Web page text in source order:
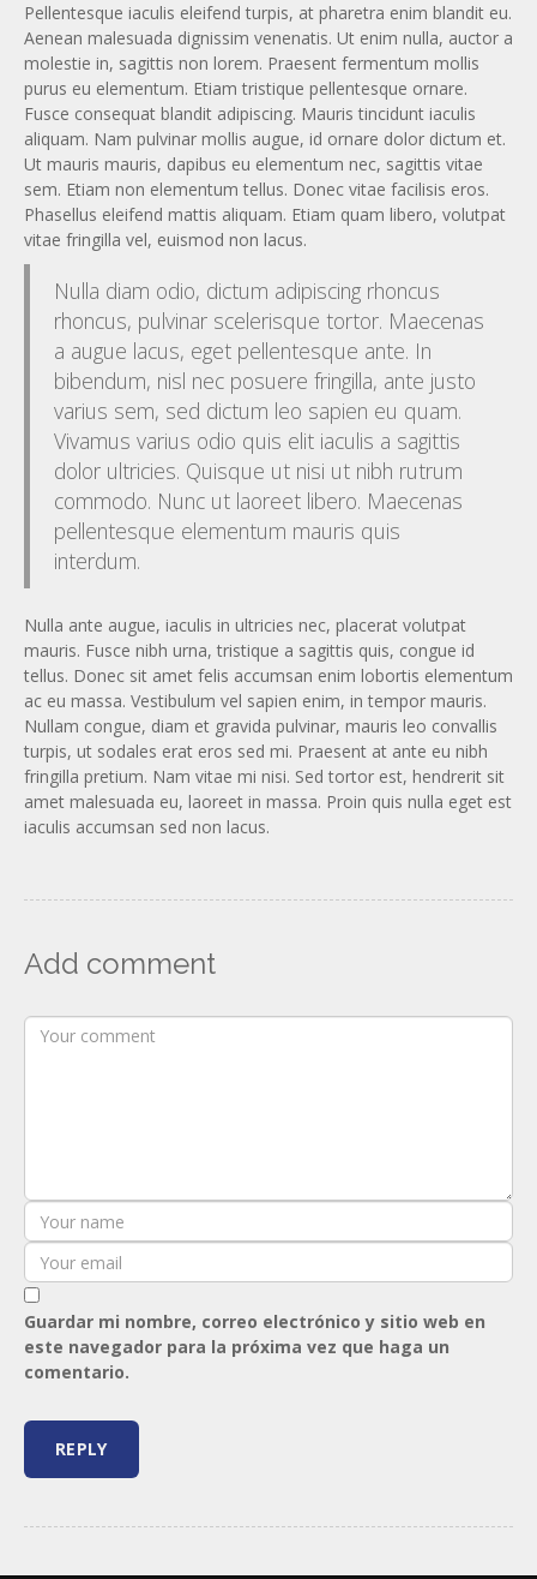
Pellentesque iaculis eleifend turpis, at pharetra enim blandit eu.
Aenean malesuada dignissim venenatis. Ut enim nulla, auctor a
molestie in, sagittis non lorem. Praesent fermentum mollis
purus eu elementum. Etiam tristique pellentesque ornare.
Fusce consequat blandit adipiscing. Mauris tincidunt iaculis
aliquam. Nam pulvinar mollis augue, id ornare dolor dictum et.
Ut mauris mauris, dapibus eu elementum nec, sagittis vitae
sem. Etiam non elementum tellus. Donec vitae facilisis eros.
Phasellus eleifend mattis aliquam. Etiam quam libero, volutpat
vitae fringilla vel, euismod non lacus.
Nulla diam odio, dictum adipiscing rhoncus
rhoncus, pulvinar scelerisque tortor. Maecenas
a augue lacus, eget pellentesque ante. In
bibendum, nisl nec posuere fringilla, ante justo
varius sem, sed dictum leo sapien eu quam.
Vivamus varius odio quis elit iaculis a sagittis
dolor ultricies. Quisque ut nisi ut nibh rutrum
commodo. Nunc ut laoreet libero. Maecenas
pellentesque elementum mauris quis
interdum.
Nulla ante augue, iaculis in ultricies nec, placerat volutpat
mauris. Fusce nibh urna, tristique a sagittis quis, congue id
tellus. Donec sit amet felis accumsan enim lobortis elementum
ac eu massa. Vestibulum vel sapien enim, in tempor mauris.
Nullam congue, diam et gravida pulvinar, mauris leo convallis
turpis, ut sodales erat eros sed mi. Praesent at ante eu nibh
fringilla pretium. Nam vitae mi nisi. Sed tortor est, hendrerit sit
amet malesuada eu, laoreet in massa. Proin quis nulla eget est
iaculis accumsan sed non lacus.
Add comment
Guardar mi nombre, correo electrónico y sitio web en
este navegador para la próxima vez que haga un
comentario.